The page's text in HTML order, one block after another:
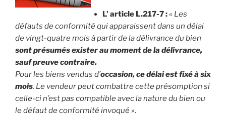
L’ article L.217-7 :« Les
défauts de conformité qui apparaissent dans un délai
de vingt-quatre mois à partir de la délivrance du bien
sont présumés exister au moment de la délivrance,
sauf preuve contraire.
Pour les biens vendus d’occasion, ce délai est fixé à six
mois. Le vendeur peut combattre cette présomption si
celle-ci n’est pas compatible avec la nature du bien ou
le défaut de conformité invoqué ».